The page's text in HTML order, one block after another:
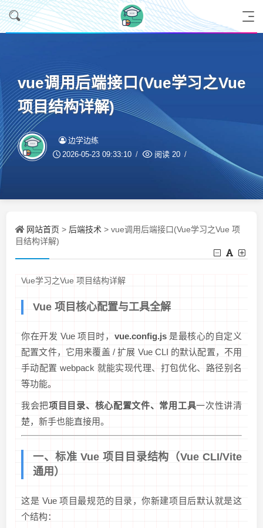
vue调用后端接口(Vue学习之Vue
项目结构详解)
边学边练
2026-05-23 09:33:10 阅读 20
网站首页 > 后端技术 > vue调用后端接口(Vue学习之Vue 项
目结构详解)
Vue学习之Vue 项目结构详解
Vue 项目核心配置与工具全解
你在开发 Vue 项目时， vue.config.js是最核心的自定义
配置文件，它用来覆盖 / 扩展 Vue CLI 的默认配置，不用
手动配置 webpack 就能实现代理、打包优化、路径别名
等功能。
我会把项目目录、核心配置文件、常用工具一次性讲清
楚，新手也能直接用。
一、标准 Vue 项目目录结构（Vue CLI/Vite
通用）
这是 Vue 项目最规范的目录，你新建项目后默认就是这
个结构：